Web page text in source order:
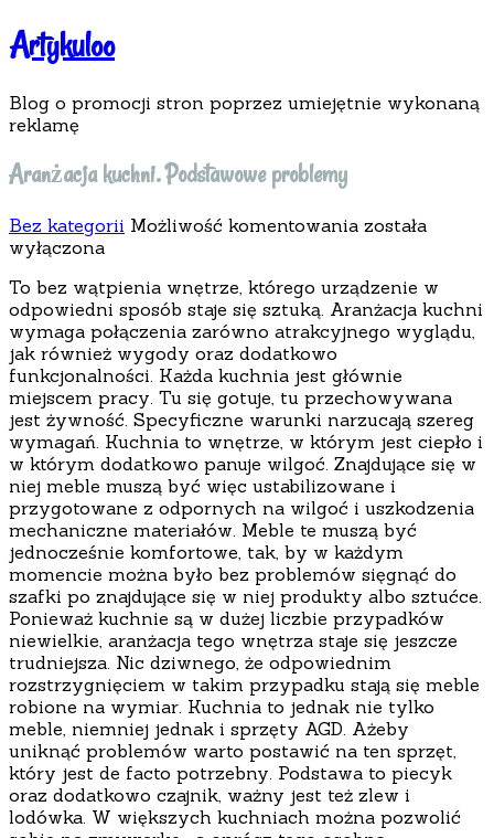
Artykuloo
Blog o promocji stron poprzez umiejętnie wykonaną
reklamę
Aranżacja kuchni. Podstawowe problemy
Bez kategorii Możliwość komentowania Aranżacja
problemy
została
wyłączona
To bez wątpienia wnętrze, którego urządzenie w
odpowiedni sposób staje się sztuką. Aranżacja kuchni
wymaga połączenia zarówno atrakcyjnego wyglądu,
jak również wygody oraz dodatkowo
funkcjonalności. Każda kuchnia jest głównie
miejscem pracy. Tu się gotuje, tu przechowywana
jest żywność. Specyficzne warunki narzucają szereg
wymagań. Kuchnia to wnętrze, w którym jest ciepło i
w którym dodatkowo panuje wilgoć. Znajdujące się w
niej meble muszą być więc ustabilizowane i
przygotowane z odpornych na wilgoć i uszkodzenia
mechaniczne materiałów. Meble te muszą być
jednocześnie komfortowe, tak, by w każdym
momencie można było bez problemów sięgnąć do
szafki po znajdujące się w niej produkty albo sztućce.
Ponieważ kuchnie są w dużej liczbie przypadków
niewielkie, aranżacja tego wnętrza staje się jeszcze
trudniejsza. Nic dziwnego, że odpowiednim
rozstrzygnięciem w takim przypadku stają się meble
robione na wymiar. Kuchnia to jednak nie tylko
meble, niemniej jednak i sprzęty AGD. Ażeby
uniknąć problemów warto postawić na ten sprzęt,
który jest de facto potrzebny. Podstawa to piecyk
oraz dodatkowo czajnik, ważny jest też zlew i
lodówka. W większych kuchniach można pozwolić